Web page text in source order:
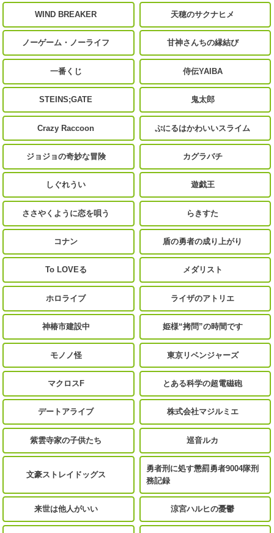
WIND BREAKER 天穂のサクナヒメ
ノーゲーム・ノーライフ 甘神さんちの縁結び
一番くじ 侍伝YAIBA
STEINS;GATE 鬼太郎
Crazy Raccoon ぷにるはかわいいスライム
ジョジョの奇妙な冒険 カグラバチ
しぐれうい 遊戯王
ささやくように恋を唄う らきすた
コナン 盾の勇者の成り上がり
To LOVEる メダリスト
ホロライブ ライザのアトリエ
神椿市建設中 姫様“拷問”の時間です
モノノ怪 東京リベンジャーズ
マクロスF とある科学の超電磁砲
デートアライブ 株式会社マジルミエ
紫雲寺家の子供たち 巡音ルカ
文豪ストレイドッグス
勇者刑に処す懲罰勇者9004隊刑
務記録
来世は他人がいい 涼宮ハルヒの憂鬱